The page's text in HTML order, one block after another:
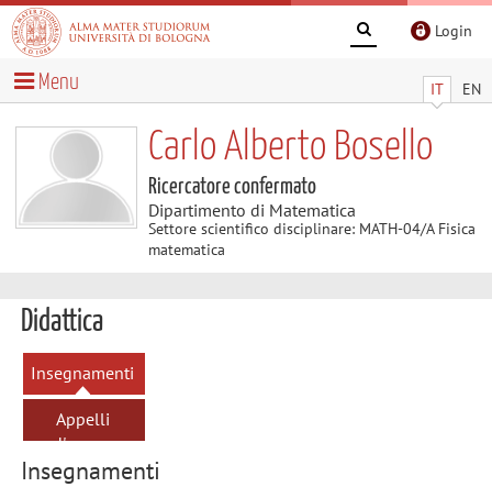
Login
IT EN
Menu
Carlo Alberto Bosello
Ricercatore confermato
Dipartimento di Matematica
Settore scientifico disciplinare: MATH-04/A Fisica
matematica
Didattica
Insegnamenti
Appelli
d'esame
Insegnamenti